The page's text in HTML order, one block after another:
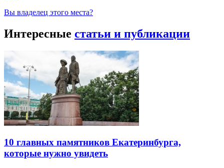
Вы владелец этого места?
Интересные статьи и публикации
10 главных памятников Екатеринбурга,
которые нужно увидеть